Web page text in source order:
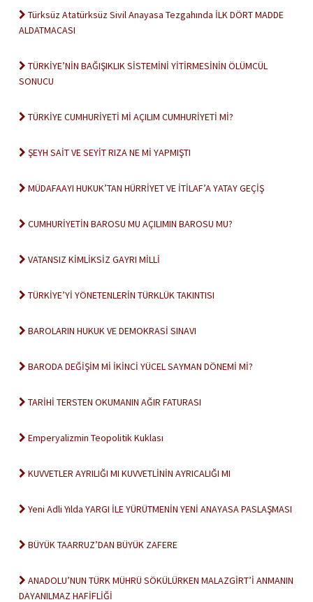
Türksüz Atatürksüz Sivil Anayasa Tezgahında İLK DÖRT MADDE
ALDATMACASI
TÜRKİYE’NİN BAĞIŞIKLIK SİSTEMİNİ YİTİRMESİNİN ÖLÜMCÜL
SONUCU
TÜRKİYE CUMHURİYETİ Mİ AÇILIM CUMHURİYETİ Mİ?
ŞEYH SAİT VE SEYİT RIZA NE Mİ YAPMIŞTI
MÜDAFAAYI HUKUK’TAN HÜRRİYET VE İTİLAF’A YATAY GEÇİŞ
CUMHURİYETİN BAROSU MU AÇILIMIN BAROSU MU?
VATANSIZ KİMLİKSİZ GAYRI MİLLİ
TÜRKİYE’Yİ YÖNETENLERİN TÜRKLÜK TAKINTISI
BAROLARIN HUKUK VE DEMOKRASİ SINAVI
BARODA DEĞİŞİM Mİ İKİNCİ YÜCEL SAYMAN DÖNEMİ Mİ?
TARİHİ TERSTEN OKUMANIN AĞIR FATURASI
Emperyalizmin Teopolitik Kuklası
KUVVETLER AYRILIĞI MI KUVVETLİNİN AYRICALIĞI MI
Yeni Adli Yılda YARGI İLE YÜRÜTMENİN YENİ ANAYASA PASLAŞMASI
BÜYÜK TAARRUZ’DAN BÜYÜK ZAFERE
ANADOLU’NUN TÜRK MÜHRÜ SÖKÜLÜRKEN MALAZGİRT’İ ANMANIN
DAYANILMAZ HAFİFLİĞİ